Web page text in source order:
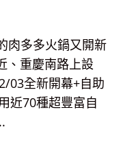
肉多多火鍋又開新
、重慶南路上設
03全新開幕+自助
近70種超豐富自